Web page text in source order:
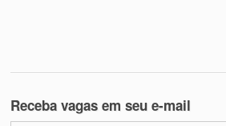
Receba vagas em seu e-mail